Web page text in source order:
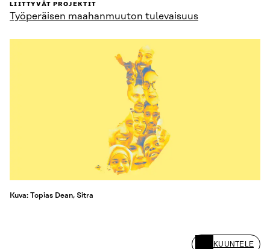
LIITTYVÄT PROJEKTIT
Työperäisen maahanmuuton tulevaisuus
Kuva: Topias Dean, Sitra
KUUNTELE